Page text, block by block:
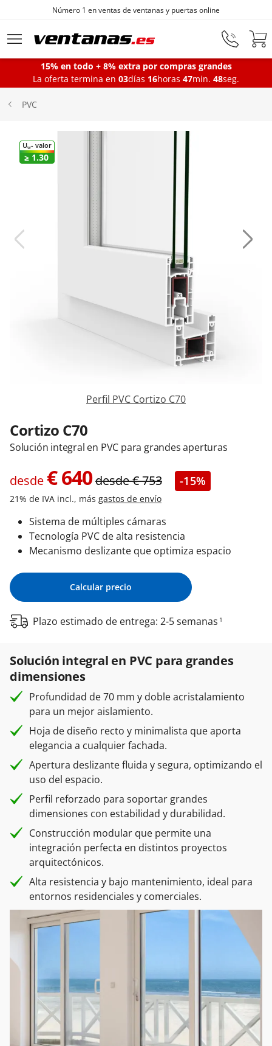
Ir al contenido principalFabricantes de ventanas desde 1872
Ventanas
Balconeras
Puertas Entrada
Puertas de garaje
Contacta con nosotros
15% en todo + 8% extra por compras grandes
La oferta termina en 03días 16horas 47min. 47seg.
PVC
UW- valor
≥ 1.30
Perfil PVC Cortizo C70
Cortizo C70
Solución integral en PVC para grandes aperturas
desde €640desde€753 -15%
21% de IVA incl., más gastos de envío
Sistema de múltiples cámaras
Tecnología PVC de alta resistencia
Mecanismo deslizante que optimiza espacio
Calcular precio
Plazo estimado de entrega: 2-5 semanas 1
Solución integral en PVC para grandes
dimensiones
Profundidad de 70 mm y doble acristalamiento
para un mejor aislamiento.
Hoja de diseño recto y minimalista que aporta
elegancia a cualquier fachada.
Apertura deslizante fluida y segura, optimizando el
uso del espacio.
Perfil reforzado para soportar grandes
dimensiones con estabilidad y durabilidad.
Construcción modular que permite una
integración perfecta en distintos proyectos
arquitectónicos.
Alta resistencia y bajo mantenimiento, ideal para
entornos residenciales y comerciales.